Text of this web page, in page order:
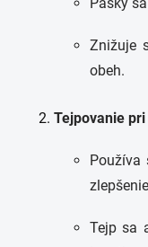
Znižuje
obeh.
Tejpovanie
Používa
Tejp sa